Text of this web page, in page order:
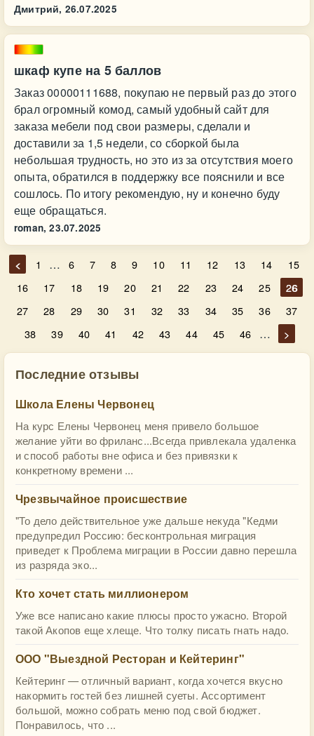
Дмитрий, 26.07.2025
шкаф купе на 5 баллов
Заказ 00000111688, покупаю не первый раз до этого
брал огромный комод, самый удобный сайт для
заказа мебели под свои размеры, сделали и
доставили за 1,5 недели, со сборкой была
небольшая трудность, но это из за отсутствия моего
опыта, обратился в поддержку все пояснили и все
сошлось. По итогу рекомендую, ну и конечно буду
еще обращаться.
roman, 23.07.2025
< 1 … 6 7 8 9 10 11 12 13 14
15
16
17 18 19 20 21 22 23 24 25
26
27
28 29 30 31 32 33 34 35 36
37
38
39 40 41 42 43 44 45 46 … >
Последние отзывы
Школа Елены Червонец
На курс Елены Червонец меня привело большое
желание уйти во фриланс...Всегда привлекала удаленка
и способ работы вне офиса и без привязки к
конкретному времени ...
Чрезвычайное происшествие
"То дело действительное уже дальше некуда "Кедми
предупредил Россию: бесконтрольная миграция
приведет к Проблема миграции в России давно перешла
из разряда эко...
Кто хочет стать миллионером
Уже все написано какие плюсы просто ужасно. Второй
такой Акопов еще хлеще. Что толку писать гнать надо.
ООО "Выездной Ресторан и Кейтеринг"
Кейтеринг — отличный вариант, когда хочется вкусно
накормить гостей без лишней суеты. Ассортимент
большой, можно собрать меню под свой бюджет.
Понравилось, что ...